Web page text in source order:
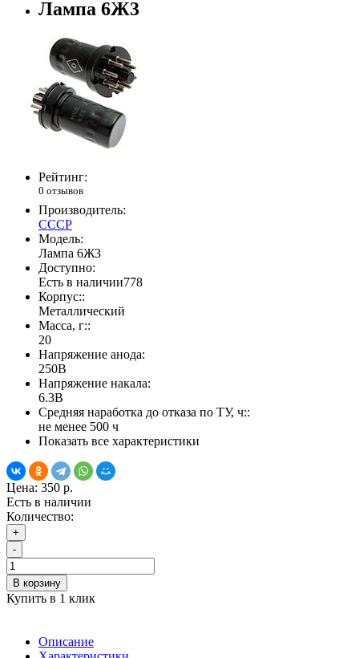
Лампа 6Ж3
Рейтинг:
0 отзывов
Производитель:
СССР
Модель:
Лампа 6Ж3
Доступно:
Есть в наличии778
Корпус::
Металлический
Масса, г::
20
Напряжение анода:
250В
Напряжение накала:
6.3В
Средняя наработка до отказа по ТУ, ч::
не менее 500 ч
Показать все характеристики
Цена: 350 р.
Есть в наличии
Количество:
+
-
В корзину
Купить в 1 клик
Описание